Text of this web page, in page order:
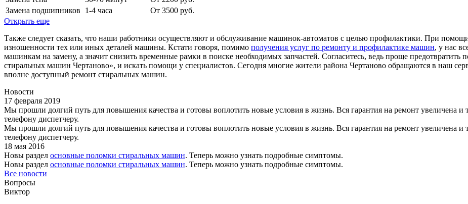
Замена подшипников
1-4 часа
От 3500 руб.
Открыть еще
Также следует сказать, что наши работники осуществляют и обслуживание машинок-автоматов с целью профилактики. При
изношенности тех или иных деталей машины. Кстати говоря, помимо получения услуг по ремонту и профилактике машин, у нас
машинкам на замену, а значит снизить временные рамки в поиске необходимых запчастей. Согласитесь, ведь проще предотвратить
стиральных машин Чертаново», и искать помощи у специалистов. Сегодня многие жители района Чертаново обращаются в наш
вполне доступный ремонт стиральных машин.
Новости
17 февраля 2019
Мы прошли долгий путь для повышения качества и готовы воплотить новые условия в жизнь. Вся гарантия на ремонт увеличена и
телефону диспетчеру.
Мы прошли долгий путь для повышения качества и готовы воплотить новые условия в жизнь. Вся гарантия на ремонт увеличена и
телефону диспетчеру.
18 мая 2016
Новы раздел основные поломки стиральных машин. Теперь можно узнать подробные симптомы.
Новы раздел основные поломки стиральных машин. Теперь можно узнать подробные симптомы.
Все новости
Вопросы
Виктор